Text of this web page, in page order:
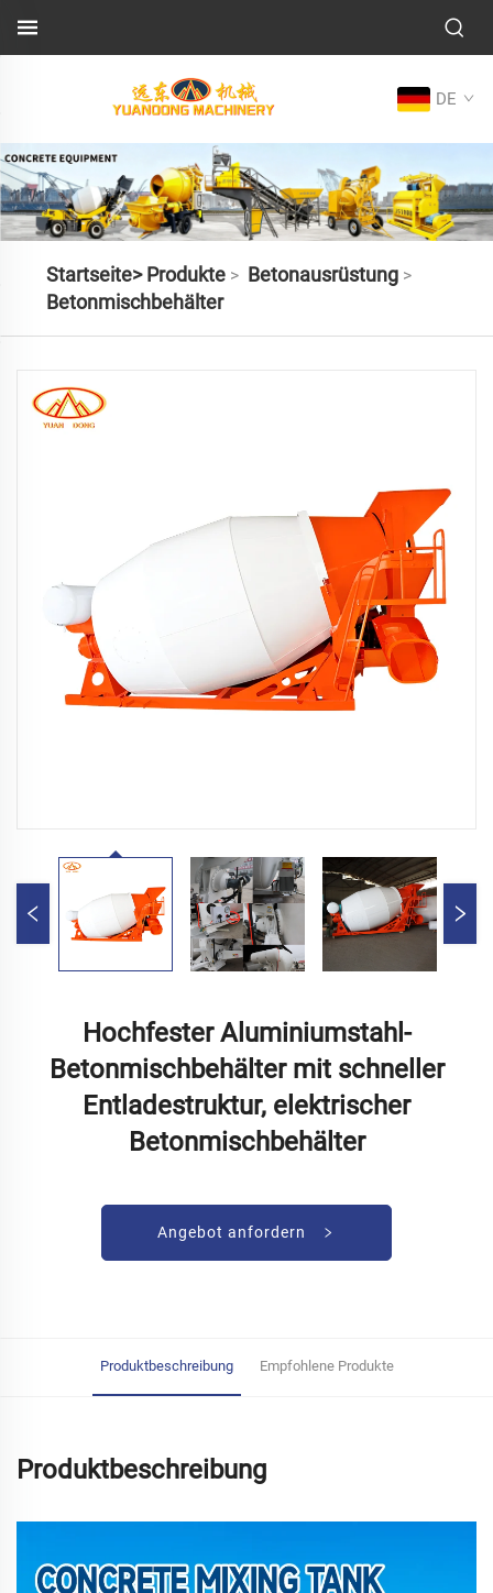
DE
Startseite> Produkte> Betonausrüstung>
Betonmischbehälter
Hochfester Aluminiumstahl-
Betonmischbehälter mit schneller
Entladestruktur, elektrischer
Betonmischbehälter
Angebot anfordern
Produktbeschreibung Empfohlene Produkte
Produktbeschreibung